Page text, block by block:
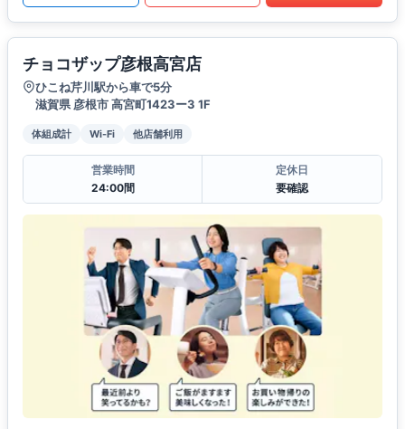
チョコザップ彦根高宮店
ひこね芹川駅から車で5分
滋賀県 彦根市 高宮町1423ー3 1F
体組成計 Wi-Fi 他店舗利用
営業時間
24:00間
定休日
要確認